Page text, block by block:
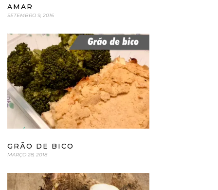
AMAR
SETEMBRO 9, 2016
GRÃO DE BICO
MARÇO 28, 2018